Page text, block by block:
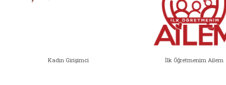
Kadın Girişimci İlk Öğretmenim Ailem